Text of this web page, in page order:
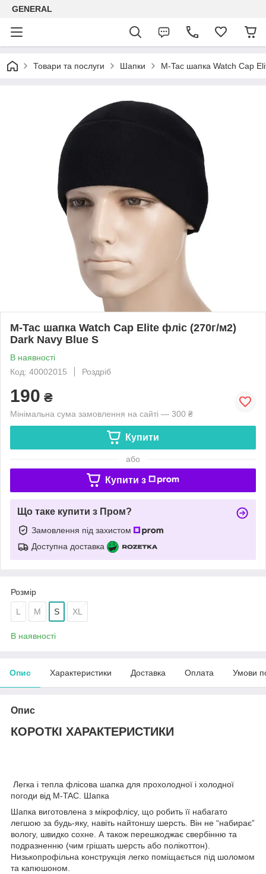
GENERAL
Товари та послуги Шапки M-Tac шапка Watch Cap
M-Tac шапка Watch Cap Elite фліс (270г/м2)
Dark Navy Blue S
В наявності
Код: 40002015
Роздріб
190 ₴
Мінімальна сума замовлення на сайті — 300 ₴
Купити
або
Купити з
Що таке купити з Пром?
Замовлення під захистом
Доступна доставка
Розмір
L M S XL
В наявності
Опис Характеристики Доставка Оплата Умови
Опис
КОРОТКІ ХАРАКТЕРИСТИКИ
Легка і тепла флісова шапка для прохолодної і холодної
погоди від M-TAC. Шапка
Шапка виготовлена з мікрофлісу, що робить її набагато
легшою за будь-яку, навіть найтоншу шерсть. Він не “набирає”
вологу, швидко сохне. А також перешкоджає свербінню та
подразненню (чим грішать шерсть або полікоттон).
Низькопрофільна конструкція легко поміщається під шоломом
та капюшоном.